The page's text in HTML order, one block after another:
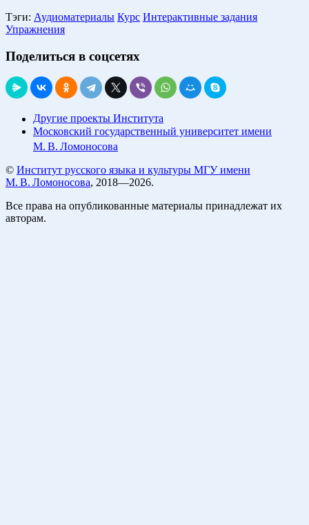
Тэги: Аудиоматериалы Курс Интерактивные задания
Упражнения
Поделиться в соцсетях
Другие проекты Института
Московский государственный университет имени
М. В. Ломоносова
© Институт русского языка и культуры МГУ имени
М. В. Ломоносова, 2018—2026.
Все права на опубликованные материалы принадлежат их
авторам.